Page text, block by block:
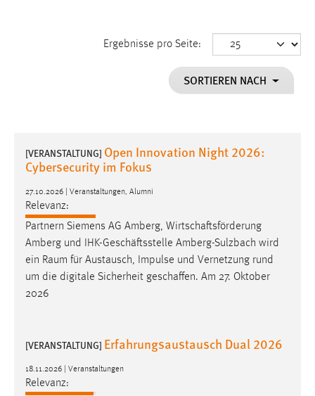
Ergebnisse pro Seite:
SORTIEREN NACH
[VERANSTALTUNG] Open Innovation Night 2026:
Cybersecurity im Fokus
27.10.2026 | Veranstaltungen, Alumni
Relevanz:
Partnern Siemens AG Amberg, Wirtschaftsförderung
Amberg und IHK-Geschäftsstelle Amberg-Sulzbach wird
ein Raum für Austausch, Impulse und Vernetzung rund
um die digitale Sicherheit geschaffen. Am 27. Oktober
2026
[VERANSTALTUNG] Erfahrungsaustausch Dual 2026
18.11.2026 | Veranstaltungen
Relevanz:
cookie_consent
Dieser Cookie speichert die ausgewählten Einverständnis-
Performance
Name:
staticfilecache
Zweck:
Für performante Seitenauslieferung wird in diesem Cookie
gespeichert, ob man eingeloggt ist.
Name:
Zweck: